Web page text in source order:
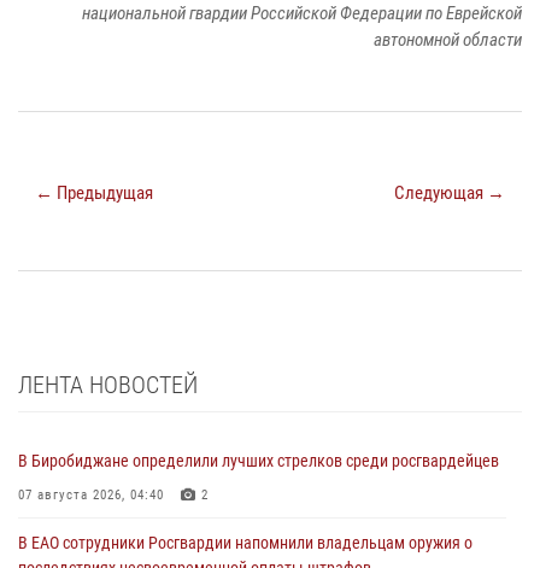
национальной гвардии Российской Федерации по Еврейской
автономной области
← Предыдущая Следующая →
ЛЕНТА НОВОСТЕЙ
В Биробиджане определили лучших стрелков среди росгвардейцев
07 августа 2026, 04:40 2
В ЕАО сотрудники Росгвардии напомнили владельцам оружия о